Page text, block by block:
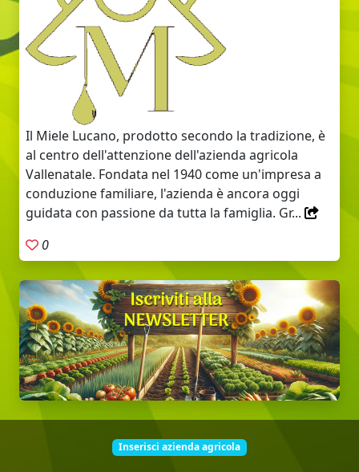
Il Miele Lucano, prodotto secondo la tradizione, è
al centro dell'attenzione dell'azienda agricola
Vallenatale. Fondata nel 1940 come un'impresa a
conduzione familiare, l'azienda è ancora oggi
guidata con passione da tutta la famiglia. Gr...
0
Inserisci azienda agricola